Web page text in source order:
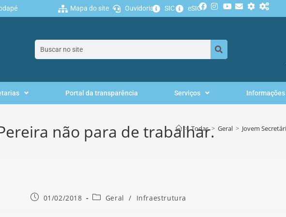
Mapa do site Ouvidoria SIC eSIC
Portal da transparência Serviços Informações
não para de trabalhar.
> Todas > Geral > Jovem
01/02/2018 Geral / Infraestrutura